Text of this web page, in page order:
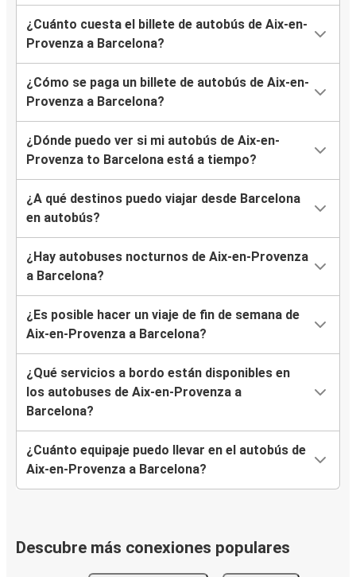
¿Cuánto cuesta el billete de autobús de Aix-en-
Provenza a Barcelona?
¿Cómo se paga un billete de autobús de Aix-en-
Provenza a Barcelona?
¿Dónde puedo ver si mi autobús de Aix-en-
Provenza to Barcelona está a tiempo?
¿A qué destinos puedo viajar desde Barcelona
en autobús?
¿Hay autobuses nocturnos de Aix-en-Provenza
a Barcelona?
¿Es posible hacer un viaje de fin de semana de
Aix-en-Provenza a Barcelona?
¿Qué servicios a bordo están disponibles en
los autobuses de Aix-en-Provenza a
Barcelona?
¿Cuánto equipaje puedo llevar en el autobús de
Aix-en-Provenza a Barcelona?
Descubre más conexiones populares